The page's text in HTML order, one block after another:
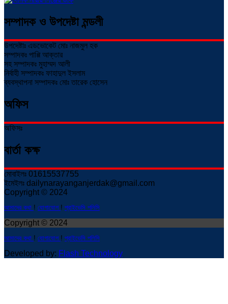
সম্পাদক ও উপদেষ্টা মন্ডলী
উপদেষ্টাঃ এডভোকেট মোঃ নাজমুল হক
সম্পাদকঃ পাপ্পি আক্তার
সহ সম্পাদকঃ মুহাম্মদ আলী
নির্বাহী সম্পাদকঃ ফাহাদুল ইসলাম
ব্যবস্থাপনা সম্পাদকঃ মোঃ তারেক হোসেন
অফিস
অফিসঃ
বার্তা কক্ষ
মোবাইলঃ 01615537755
ইমেইলঃ dailynarayanganjerdak@gmail.com
Copyright © 2024
আমাদের কথা ! যোগাযোগ ! প্রাইভেসি পলিসি
Copyright © 2024
আমাদের কথা ! যোগাযোগ ! প্রাইভেসি পলিসি
Developed by: Flash Technology